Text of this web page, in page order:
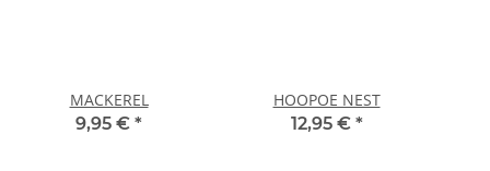
MACKEREL
9,95 € *
HOOPOE NEST
12,95 € *